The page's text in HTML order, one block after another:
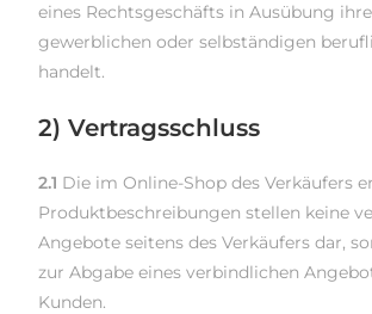
eines Rechtsgeschäfts in Ausübung
gewerblichen oder selbständigen
handelt.
2) Vertragsschluss
2.1 Die im Online-Shop des Verkäufers
Produktbeschreibungen stellen keine
Angebote seitens des Verkäufers dar,
zur Abgabe eines verbindlichen
Kunden.